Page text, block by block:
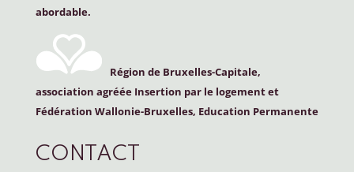
abordable.
Région de Bruxelles-Capitale,
association agréée Insertion par le logement et
Fédération Wallonie-Bruxelles, Education Permanente
CONTACT